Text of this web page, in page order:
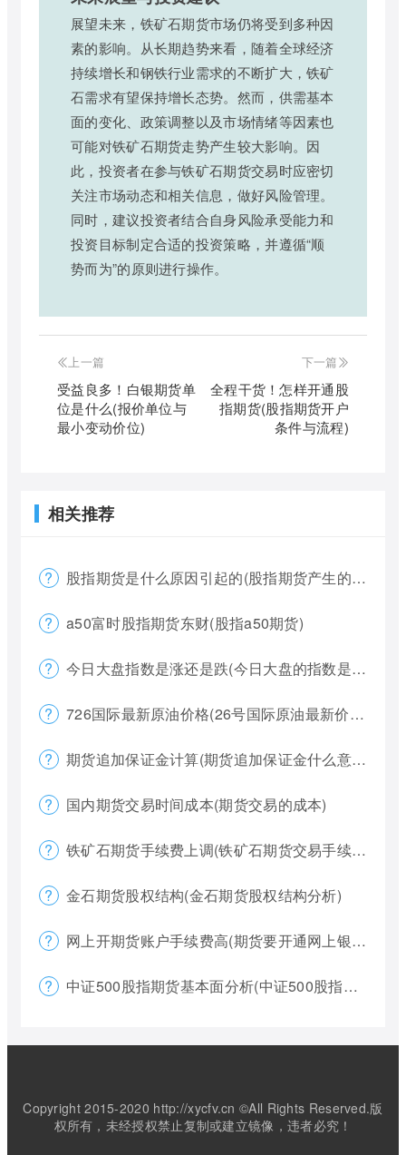
展望未来，铁矿石期货市场仍将受到多种因
素的影响。从长期趋势来看，随着全球经济
持续增长和钢铁行业需求的不断扩大，铁矿
石需求有望保持增长态势。然而，供需基本
面的变化、政策调整以及市场情绪等因素也
可能对铁矿石期货走势产生较大影响。因
此，投资者在参与铁矿石期货交易时应密切
关注市场动态和相关信息，做好风险管理。
同时，建议投资者结合自身风险承受能力和
投资目标制定合适的投资策略，并遵循“顺
势而为”的原则进行操作。
上一篇
受益良多！白银期货单
位是什么(报价单位与
最小变动价位)
下一篇
全程干货！怎样开通股
指期货(股指期货开户
条件与流程)
相关推荐
股指期货是什么原因引起的(股指期货产生的原因)
a50富时股指期货东财(股指a50期货)
今日大盘指数是涨还是跌(今日大盘的指数是多少)
726国际最新原油价格(26号国际原油最新价格)
期货追加保证金计算(期货追加保证金什么意思)
国内期货交易时间成本(期货交易的成本)
铁矿石期货手续费上调(铁矿石期货交易手续费多少)
金石期货股权结构(金石期货股权结构分析)
网上开期货账户手续费高(期货要开通网上银行)
中证500股指期货基本面分析(中证500股指期货是什么意思)
Copyright 2015-2020 http://xycfv.cn ©All Rights Reserved.版
权所有，未经授权禁止复制或建立镜像，违者必究！